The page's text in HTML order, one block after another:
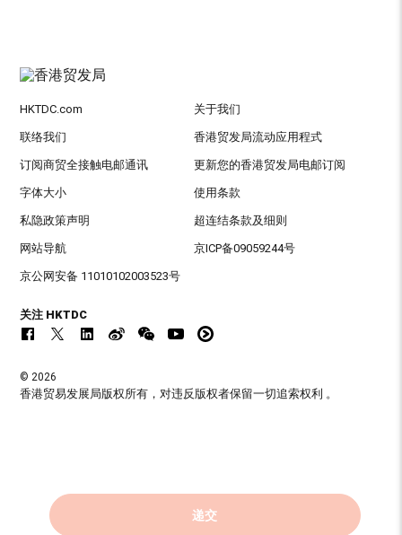
递交
HKTDC.com 关于我们
联络我们 香港贸发局流动应用程式
订阅商贸全接触电邮通讯 更新您的香港贸发局电邮订阅
字体大小 使用条款
私隐政策声明 超连结条款及细则
网站导航 京ICP备09059244号
京公网安备 11010102003523号
关注 HKTDC
© 2026
香港贸易发展局版权所有，对违反版权者保留一切追索权利 。